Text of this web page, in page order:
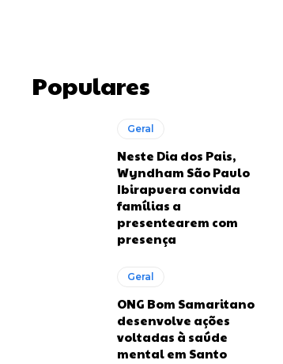
Populares
Geral
Neste Dia dos Pais,
Wyndham São Paulo
Ibirapuera convida
famílias a
presentearem com
presença
Geral
ONG Bom Samaritano
desenvolve ações
voltadas à saúde
mental em Santo